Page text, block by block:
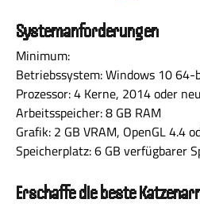
Systemanforderungen
Minimum:
Betriebssystem: Windows 10 64-
Prozessor: 4 Kerne, 2014 oder
Arbeitsspeicher: 8 GB RAM
Grafik: 2 GB VRAM, OpenGL 4.4
Speicherplatz: 6 GB verfügbarer
Erschaffe die beste